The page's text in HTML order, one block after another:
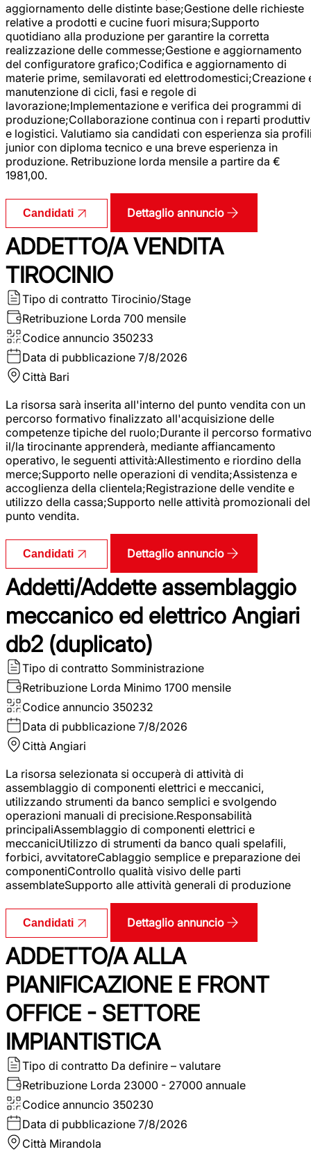
aggiornamento delle distinte base;Gestione delle richieste
relative a prodotti e cucine fuori misura;Supporto
quotidiano alla produzione per garantire la corretta
realizzazione delle commesse;Gestione e aggiornamento
del configuratore grafico;Codifica e aggiornamento di
materie prime, semilavorati ed elettrodomestici;Creazione
manutenzione di cicli, fasi e regole di
lavorazione;Implementazione e verifica dei programmi di
produzione;Collaborazione continua con i reparti
e logistici. Valutiamo sia candidati con esperienza sia
junior con diploma tecnico e una breve esperienza in
produzione. Retribuzione lorda mensile a partire da €
1981,00.
Candidati Dettaglio annuncio
ADDETTO/A VENDITA
TIROCINIO
Tipo di contratto Tirocinio/Stage
Retribuzione Lorda 700 mensile
Codice annuncio 350233
Data di pubblicazione 7/8/2026
Città Bari
La risorsa sarà inserita all'interno del punto vendita con un
percorso formativo finalizzato all'acquisizione delle
competenze tipiche del ruolo;Durante il percorso
il/la tirocinante apprenderà, mediante affiancamento
operativo, le seguenti attività:Allestimento e riordino della
merce;Supporto nelle operazioni di vendita;Assistenza e
accoglienza della clientela;Registrazione delle vendite e
utilizzo della cassa;Supporto nelle attività promozionali del
punto vendita.
Candidati Dettaglio annuncio
Addetti/Addette assemblaggio
meccanico ed elettrico Angiari
db2 (duplicato)
Tipo di contratto Somministrazione
Retribuzione Lorda Minimo 1700 mensile
Codice annuncio 350232
Data di pubblicazione 7/8/2026
Città Angiari
La risorsa selezionata si occuperà di attività di
assemblaggio di componenti elettrici e meccanici,
utilizzando strumenti da banco semplici e svolgendo
operazioni manuali di precisione.Responsabilità
principaliAssemblaggio di componenti elettrici e
meccaniciUtilizzo di strumenti da banco quali spelafili,
forbici, avvitatoreCablaggio semplice e preparazione dei
componentiControllo qualità visivo delle parti
assemblateSupporto alle attività generali di produzione
Candidati Dettaglio annuncio
ADDETTO/A ALLA
PIANIFICAZIONE E FRONT
OFFICE - SETTORE
IMPIANTISTICA
Tipo di contratto Da definire – valutare
Retribuzione Lorda 23000 - 27000 annuale
Codice annuncio 350230
Data di pubblicazione 7/8/2026
Città Mirandola